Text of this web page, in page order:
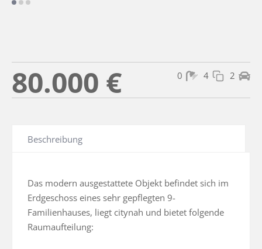
80.000 € 2
4
0
Beschreibung
Das modern ausgestattete Objekt befindet sich im
Erdgeschoss eines sehr gepflegten 9-
Familienhauses, liegt citynah und bietet folgende
Raumaufteilung: